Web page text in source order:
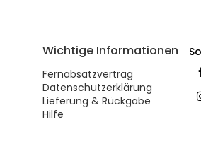
Wichtige Informationen
Fernabsatzvertrag
Datenschutzerklärung
Lieferung & Rückgabe
Hilfe